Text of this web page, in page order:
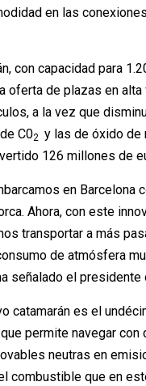
en las
con capacidad para
oferta de plazas en
a la vez que
C02 y las de óxido de
126 millones de
en Barcelona
Ahora, con este
transportar a más
de atmósfera
señalado el presidente
catamarán es el
permite navegar
neutras en
combustible que en